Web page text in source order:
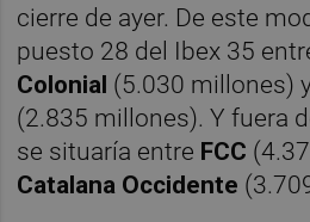
cierre de ayer. De este
puesto 28 del Ibex 35
Colonial (5.030 millones)
(2.835 millones). Y fuera
se situaría entre FCC
Catalana Occidente